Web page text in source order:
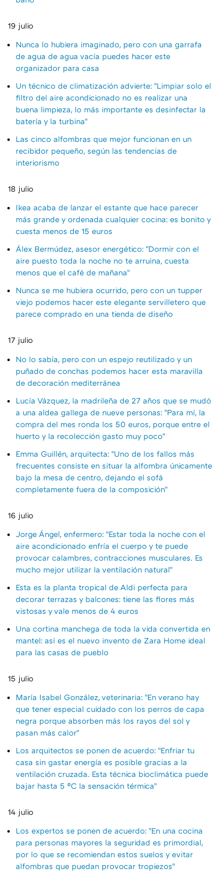
19 julio
Nunca lo hubiera imaginado, pero con una garrafa
de agua de agua vacía puedes hacer este
organizador para casa
Un técnico de climatización advierte: "Limpiar solo el
filtro del aire acondicionado no es realizar una
buena limpieza, lo más importante es desinfectar la
batería y la turbina"
Las cinco alfombras que mejor funcionan en un
recibidor pequeño, según las tendencias de
interiorismo
18 julio
Ikea acaba de lanzar el estante que hace parecer
más grande y ordenada cualquier cocina: es bonito y
cuesta menos de 15 euros
Álex Bermúdez, asesor energético: "Dormir con el
aire puesto toda la noche no te arruina, cuesta
menos que el café de mañana"
Nunca se me hubiera ocurrido, pero con un tupper
viejo podemos hacer este elegante servilletero que
parece comprado en una tienda de diseño
17 julio
No lo sabía, pero con un espejo reutilizado y un
puñado de conchas podemos hacer esta maravilla
de decoración mediterránea
Lucía Vázquez, la madrileña de 27 años que se mudó
a una aldea gallega de nueve personas: "Para mí, la
compra del mes ronda los 50 euros, porque entre el
huerto y la recolección gasto muy poco"
Emma Guillén, arquitecta: "Uno de los fallos más
frecuentes consiste en situar la alfombra únicamente
bajo la mesa de centro, dejando el sofá
completamente fuera de la composición"
16 julio
Jorge Ángel, enfermero: "Estar toda la noche con el
aire acondicionado enfría el cuerpo y te puede
provocar calambres, contracciones musculares. Es
mucho mejor utilizar la ventilación natural"
Esta es la planta tropical de Aldi perfecta para
decorar terrazas y balcones: tiene las flores más
vistosas y vale menos de 4 euros
Una cortina manchega de toda la vida convertida en
mantel: así es el nuevo invento de Zara Home ideal
para las casas de pueblo
15 julio
María Isabel González, veterinaria: "En verano hay
que tener especial cuidado con los perros de capa
negra porque absorben más los rayos del sol y
pasan más calor"
Los arquitectos se ponen de acuerdo: "Enfriar tu
casa sin gastar energía es posible gracias a la
ventilación cruzada. Esta técnica bioclimática puede
bajar hasta 5 ºC la sensación térmica"
14 julio
Los expertos se ponen de acuerdo: "En una cocina
para personas mayores la seguridad es primordial,
por lo que se recomiendan estos suelos y evitar
alfombras que puedan provocar tropiezos"